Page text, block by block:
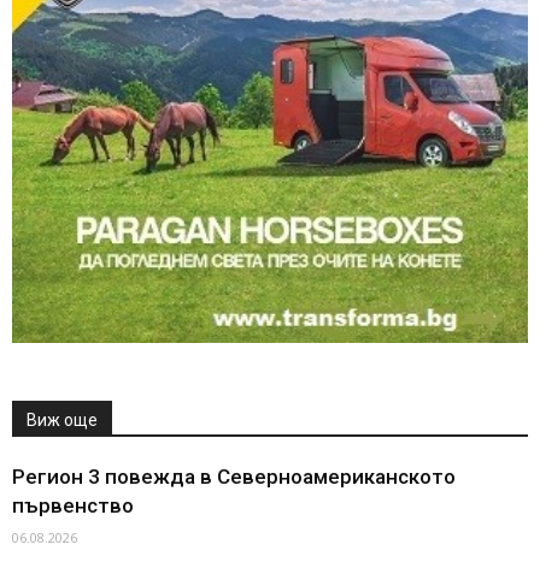
Виж още
Регион 3 повежда в Северноамериканското
първенство
06.08.2026